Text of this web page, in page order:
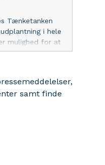
står bag
Tænketanken
i hele
mulighed for at
hånd
med
samt finde